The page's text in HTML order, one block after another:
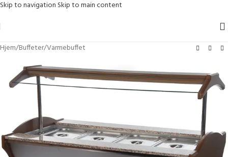
Skip to navigation Skip to main content
Hjem/Buffeter/Varmebuffet